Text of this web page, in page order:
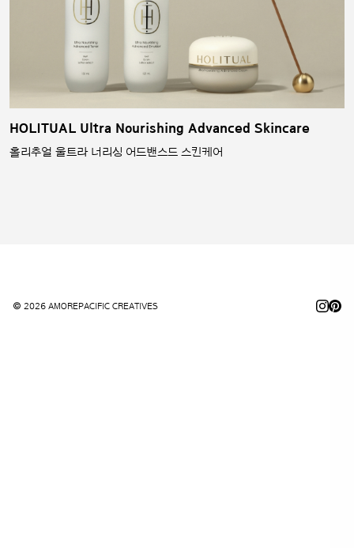
HOLITUAL Ultra Nourishing Advanced Skincare
홀리추얼 울트라 너리싱 어드밴스드 스킨케어
© 2026 AMOREPACIFIC CREATIVES